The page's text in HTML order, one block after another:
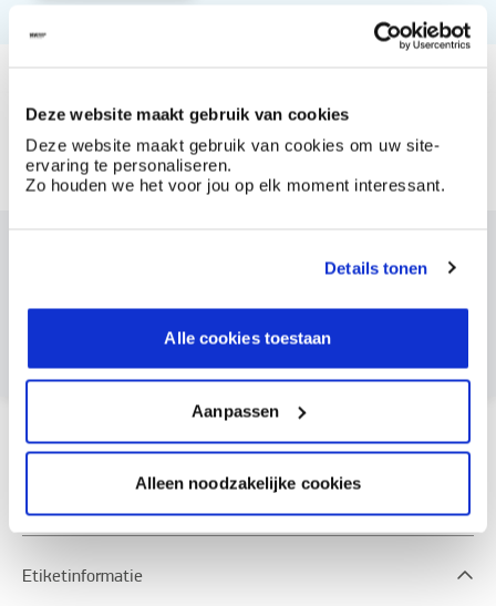
Deze website maakt gebruik van cookies
Deze website maakt gebruik van cookies om uw site-
ervaring te personaliseren.
Zo houden we het voor jou op elk moment interessant.
Details tonen
Alle cookies toestaan
Aanpassen
Alleen noodzakelijke cookies
310 cc wit 310 cc beige 310 cc bruin
310 cc grijs
Reeds klant? Log hier in
Etiketinformatie